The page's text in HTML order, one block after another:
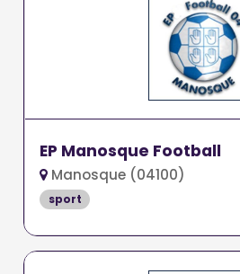
EP Manosque Football
Manosque (04100)
sport